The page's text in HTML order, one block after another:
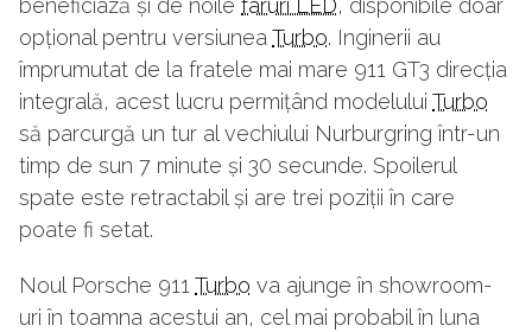
beneficiază și de noile faruri LED, disponibile doar
opțional pentru versiuneaTurbo. Inginerii au
împrumutat de la fratele mai mare 911 GT3 direcția
integrală, acest lucru permițând modelului Turbo
să parcurgă un tur al vechiului Nurburgring într-un
timp de sun 7 minute și 30 secunde. Spoilerul
spate este retractabil și are trei poziții în care
poate fi setat.
Noul Porsche 911Turbo va ajunge în showroom-
uri în toamna acestui an, cel mai probabil în luna